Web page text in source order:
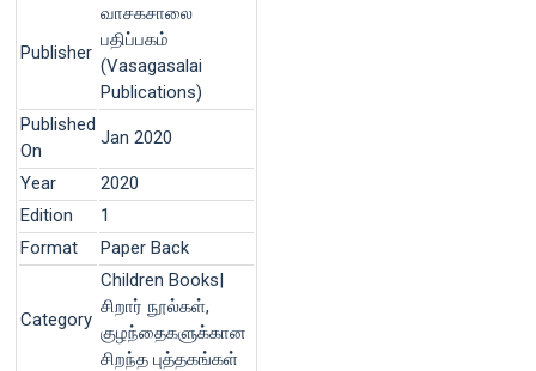
Publisher
வாசகசாலை
பதிப்பகம்
(Vasagasalai
Publications)
Published
On
Jan 2020
Year
2020
Edition
1
Format
Paper Back
Category
Children Books|
சிறார் நூல்கள்,
குழந்தைகளுக்கான
சிறந்த புத்தகங்கள்